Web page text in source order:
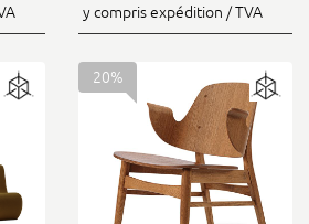
y compris expédition / TVA
20%